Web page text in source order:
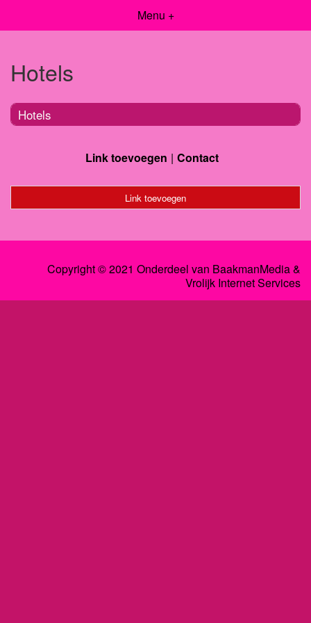
Menu +
Hotels
Hotels
Link toevoegen Contact
Link toevoegen
Copyright © 2021 Onderdeel van BaakmanMedia&
Vrolijk Internet Services